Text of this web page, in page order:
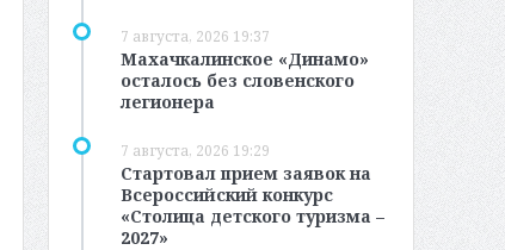
7 августа, 2026 19:37
Махачкалинское «Динамо»
осталось без словенского
легионера
7 августа, 2026 19:29
Стартовал прием заявок на
Всероссийский конкурс
«Столица детского туризма –
2027»